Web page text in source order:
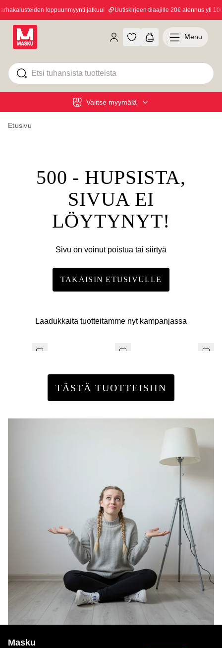
loppuunmyynti jatkuu! Uutiskirjeen tilaajille 20€ alennus yli
Valitse myymälä
Menu
Etusivu
500 - HUPSISTA,
SIVUA EI
LÖYTYNYT!
Sivu on voinut poistua tai siirtyä
TAKAISIN ETUSIVULLE
Laadukkaita tuotteitamme nyt kampanjassa
TÄSTÄ TUOTTEISIIN
Masku